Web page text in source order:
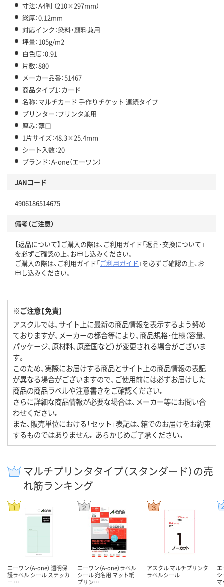
寸法：A4判 （210×297mm）
総厚：0.12mm
対応インク：染料・顔料兼用
坪量：105g/m2
白色度：0.91
片数：880
メーカー品番：51467
商品タイプ1：カード
名称：マルチカード 手作りチケット 連続タイプ
プリンター：プリンタ兼用
厚み：薄口
1片サイズ：48.3×25.4mm
シート入数：20
ブランド：A-one（エーワン）
JANコード
4906186514675
備考（ご注意）
【返品について】ご購入の際は、ご利用ガイド「返品・交換について」
を必ずご確認の上、お申し込みください。
ご購入の際は、ご利用ガイド「ご利用ガイド 」を必ずご確認の上、お
申し込みください。
※ご注意【免責】
アスクルでは、サイト上に最新の商品情報を表示するよう努め
ておりますが、メーカーの都合等により、商品規格・仕様（容量、
パッケージ、原材料、原産国など）が変更される場合がございま
す。
このため、実際にお届けする商品とサイト上の商品情報の表記
が異なる場合がございますので、ご使用前には必ずお届けした
商品の商品ラベルや注意書きをご確認ください。
さらに詳細な商品情報が必要な場合は、メーカー等にお問い合
わせください。
また、販売単位における「セット」表記は、箱でのお届けをお約束
するものではありません。あらかじめご了承ください。
マルチプリンタタイプ（スタンダード）の売
れ筋ランキング
エーワン（A-one） 透明保
護ラベル シール ステッカ
ー …
エーワン（A-one）ラベル
シール 宛名用 マット紙
プリン…
アスクル マルチプリンタ
ラベルシール
エ
シ